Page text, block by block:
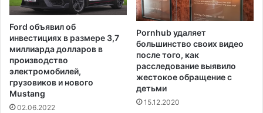
к
з
а
и
я
п
о
л
о
л
н
у
у
б
Ford объявил об
инвестициях в размере 3,7
миллиарда долларов в
производство
электромобилей,
грузовиков и нового
Mustang
02.06.2022
Pornhub удаляет
большинство своих видео
после того, как
расследование выявило
жестокое обращение с
детьми
15.12.2020